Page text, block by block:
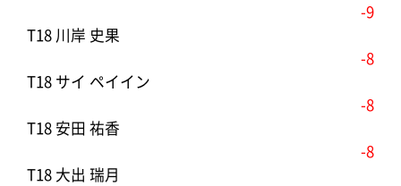
-9
T18 川岸 史果
-8
T18 サイ ペイイン
-8
T18 安田 祐香
-8
T18 大出 瑞月